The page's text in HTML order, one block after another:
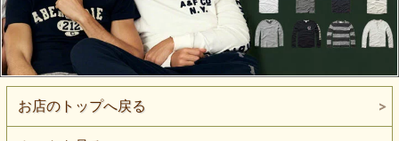
お店のトップへ戻る